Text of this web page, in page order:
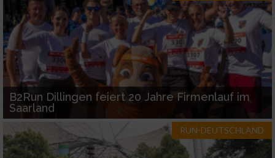
B2Run Dillingen feiert 20 Jahre Firmenlauf im
Saarland
RUN-DEUTSCHLAND
Verwendung reduzierter Daten zur Auswahl
von Inhalten
IAB-Besonderheiten:
Verwendung genauer Standortdaten
Geräte anhand von aktiv angeforderten
Informationen identifizieren
Nicht-IAB-Verarbeitungszwecke: